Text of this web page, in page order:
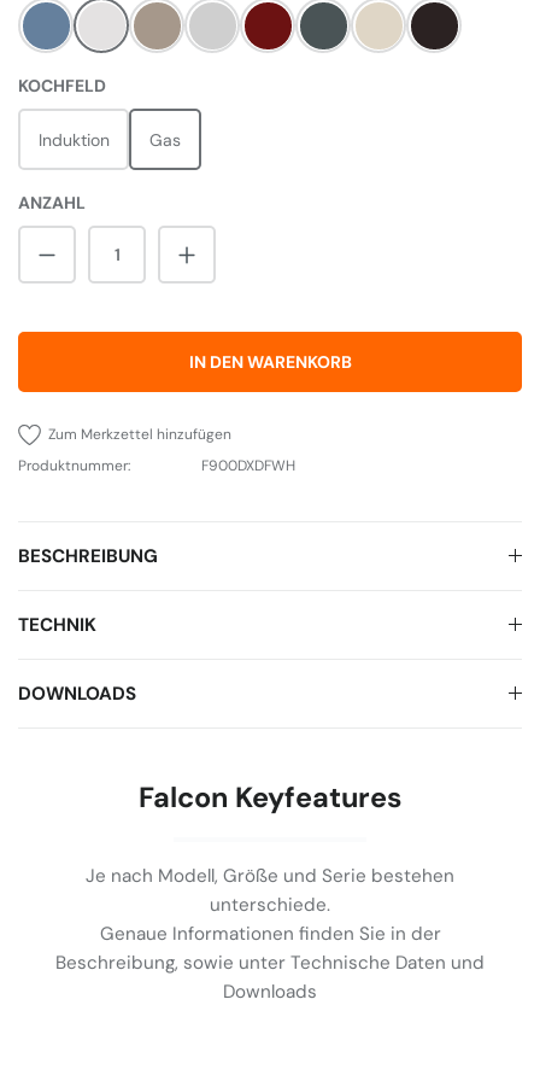
China BlueWhite Fawn Steel Cherry Red
Slate Cream Black
KOCHFELDAUSWÄHLEN
Induktion Gas
ANZAHL
Produkt Anzahl: Gib den gewünschten
IN DEN WARENKORB
Zum Merkzettel hinzufügen
Produktnummer:
F900DXDFWH
BESCHREIBUNG
TECHNIK
DOWNLOADS
Falcon Keyfeatures
Je nach Modell, Größe und Serie bestehen
unterschiede.
Genaue Informationen finden Sie in der
Beschreibung, sowie unter Technische Daten und
Downloads